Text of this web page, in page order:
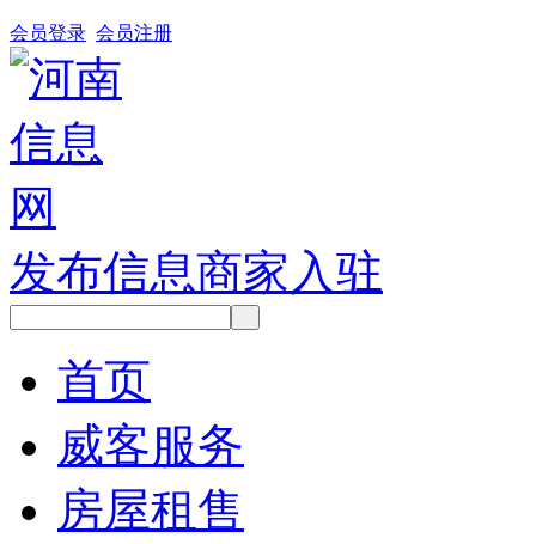
会员登录 会员注册
发布信息商家入驻
首页
威客服务
房屋租售